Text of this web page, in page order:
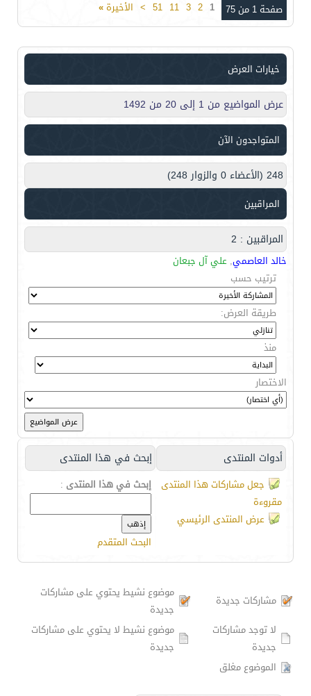
صفحة 1 من 75 1
2
3
11
51
> الأخيرة»
خيارات العرض
عرض المواضيع من 1 إلى 20 من 1492
المتواجدون الآن
248 (الأعضاء 0 والزوار 248)
المراقبين
المراقبين : 2
خالد العاصمي, علي آل جبعان
ترتيب حسب
طريقة العرض:
منذ
الاختصار
أدوات المنتدى إبحث في هذا المنتدى
جعل مشاركات هذا المنتدى
مقروءة
عرض المنتدى الرئيسي
إبحث في هذا المنتدى :
البحث المتقدم
مشاركات جديدة
موضوع نشيط يحتوي على مشاركات
جديدة
لا توجد مشاركات
جديدة
موضوع نشيط لا يحتوي على مشاركات
جديدة
الموضوع مغلق